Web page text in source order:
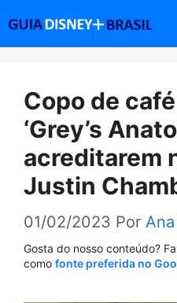
conteúdo
Copo de
‘Grey’s
acreditarem
Justin
01/02/2023 Por
Gosta do nosso conteúdo?
como fonte preferida no